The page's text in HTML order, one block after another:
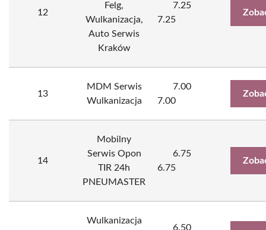
12
Felg,
Wulkanizacja,
Auto Serwis
Kraków
7.25
7.25
13
MDM Serwis
Wulkanizacja
7.00
7.00
14
Mobilny
Serwis Opon
TIR 24h
PNEUMASTER
6.75
6.75
Wulkanizacja
6.50